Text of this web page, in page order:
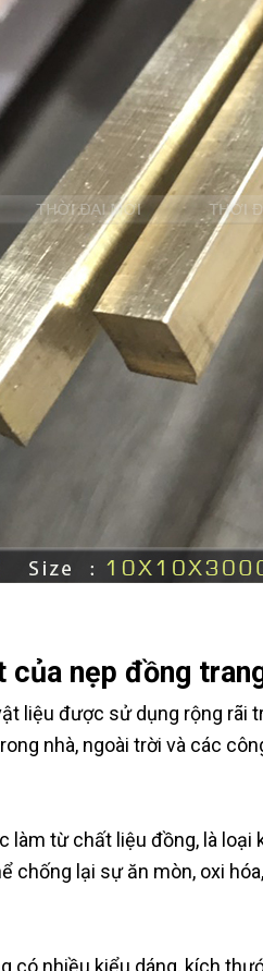
của nẹp đồng
liệu được sử dụng rộng rãi
nhà, ngoài trời và các
làm từ chất liệu đồng, là loại
chống lại sự ăn mòn, oxi
có nhiều kiểu dáng, kích